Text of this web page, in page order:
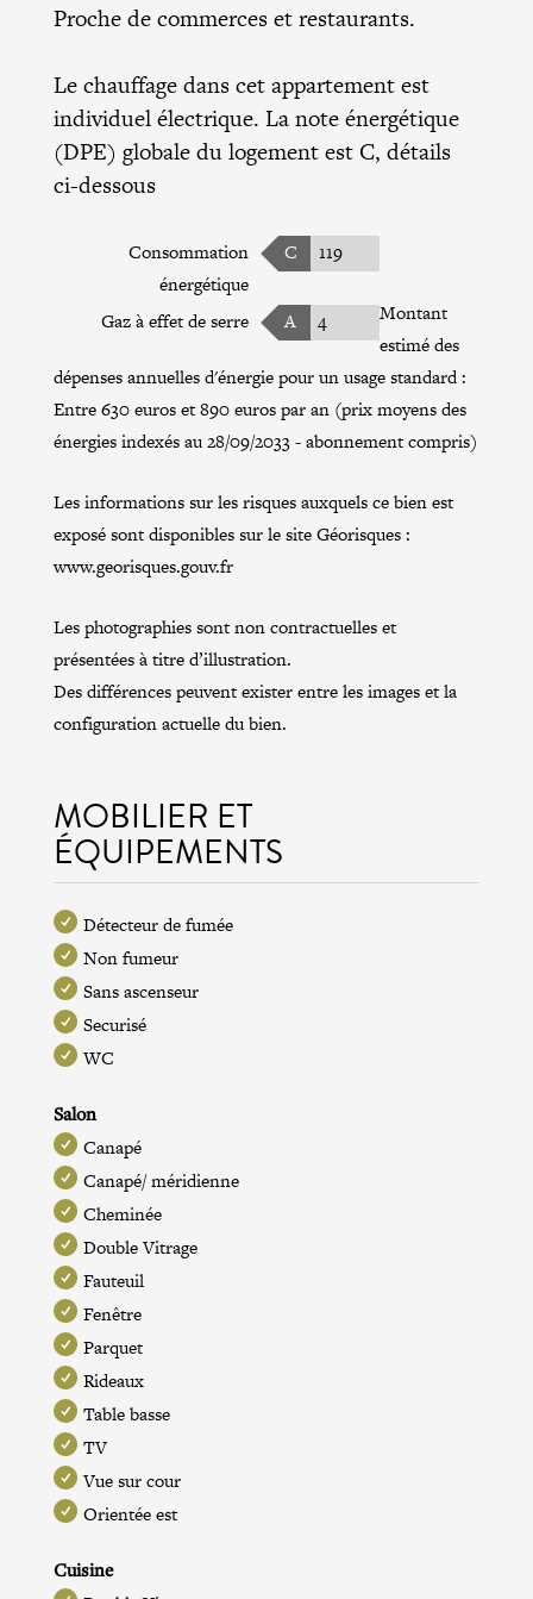
Proche de commerces et restaurants.
Le chauffage dans cet appartement est
individuel électrique. La note énergétique
(DPE) globale du logement est C, détails
ci-dessous
Consommation
énergétique
C 119
Gaz à effet de serre A 4
Montant
estimé des
dépenses annuelles d'énergie pour un usage standard :
Entre 630 euros et 890 euros par an (prix moyens des
énergies indexés au 28/09/2033 - abonnement compris)
Les informations sur les risques auxquels ce bien est
exposé sont disponibles sur le site Géorisques :
www.georisques.gouv.fr
Les photographies sont non contractuelles et
présentées à titre d’illustration.
Des différences peuvent exister entre les images et la
configuration actuelle du bien.
MOBILIER ET
ÉQUIPEMENTS
Détecteur de fumée
Non fumeur
Sans ascenseur
Securisé
WC
Salon
Canapé
Canapé/ méridienne
Cheminée
Double Vitrage
Fauteuil
Fenêtre
Parquet
Rideaux
Table basse
TV
Vue sur cour
Orientée est
Cuisine